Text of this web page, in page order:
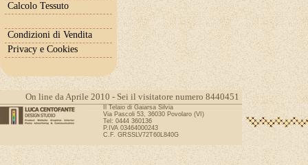
Calcolo Tessuto
Condizioni di Vendita
Privacy e Cookies
On line da Aprile 2010 - Sei il visitatore numero 8440451
Il Telaio di Gaiarsa Silvia
Via Pascoli 53, 36030 Povolaro (VI)
Tel: 0444 360136
P.IVA 03464000243
C.F. GRSSLV72T60L840G